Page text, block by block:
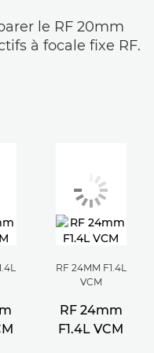
le RF 20mm
à focale fixe RF.
RF 24MM F1.4L
VCM
RF 24mm
F1.4L VCM